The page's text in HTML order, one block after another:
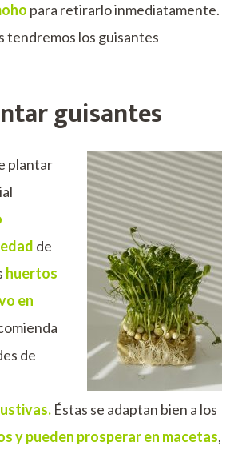
para retirarlo inmediatamente.
tendremos los guisantes
guisantes
plantar
de
huertos
en
de
Éstas se adaptan bien a los
y pueden prosperar en macetas,